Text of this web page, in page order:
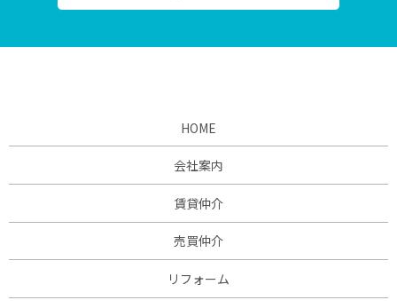
HOME
会社案内
賃貸仲介
売買仲介
リフォーム